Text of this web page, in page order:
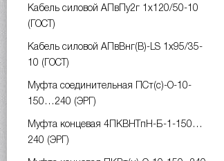
Кабель силовой АПвПу2г 1х120/50-10
(ГОСТ)
Кабель силовой АПвВнг(B)-LS 1х95/35-
10 (ГОСТ)
Муфта соединительная ПСт(с)-О-10-
150…240 (ЭРГ)
Муфта концевая 4ПКВНТпН-Б-1-150…
240 (ЭРГ)